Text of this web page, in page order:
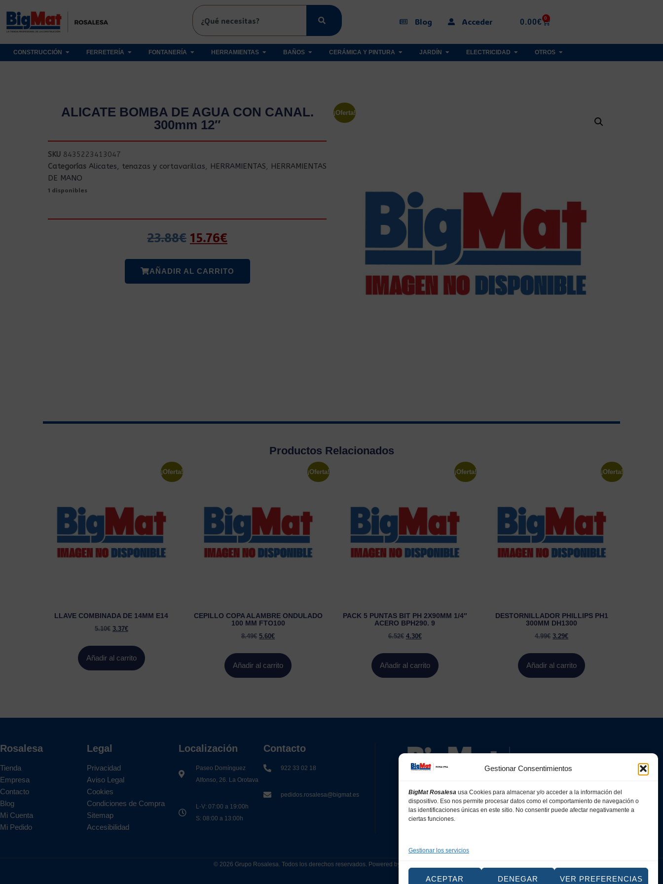
Gestionar Consentimientos
BigMat Rosalesa usa Cookies para almacenar y/o acceder a la información del
dispositivo. Eso nos permite procesar datos como el comportamiento de navegación o
las identificaciones únicas en este sitio. No consentir puede afectar negativamente a
ciertas funciones.
Gestionar los servicios
ACEPTAR DENEGAR VER PREFERENCIAS
Blog Acceder 0.00€ 0
CONSTRUCCIÓN FERRETERÍA FONTANERÍA HERRAMIENTAS BAÑOS CERÁMICA Y PINTURA JARDÍN ELECTRICIDAD OTROS
ALICATE BOMBA DE AGUA CON CANAL.
300mm 12″
SKU 8435223413047
Categorías Alicates, tenazas y cortavarillas, HERRAMIENTAS, HERRAMIENTAS
DE MANO
1 disponibles
23.88€ 15.76€
AÑADIR AL CARRITO
¡Oferta!
Productos Relacionados
¡Oferta!
LLAVE COMBINADA DE 14MM E14
5.10€ 3.37€
Añadir al carrito
¡Oferta!
CEPILLO COPA ALAMBRE ONDULADO
100 MM FTO100
8.49€ 5.60€
Añadir al carrito
¡Oferta!
PACK 5 PUNTAS BIT PH 2X90MM 1/4″
ACERO BPH290. 9
6.52€ 4.30€
Añadir al carrito
¡Oferta!
DESTORNILLADOR PHILLIPS PH1
300MM DH1300
4.99€ 3.29€
Añadir al carrito
Rosalesa
Tienda
Empresa
Contacto
Blog
Mi Cuenta
Mi Pedido
Legal
Privacidad
Aviso Legal
Cookies
Condiciones de Compra
Sitemap
Accesibilidad
Localización
Paseo Domínguez
Alfonso, 26. La Orotava
L-V: 07:00 a 19:00h
S: 08:00 a 13:00h
Contacto
922 33 02 18
pedidos.rosalesa@bigmat.es
© 2026 Grupo Rosalesa. Todos los derechos reservados. Powered by